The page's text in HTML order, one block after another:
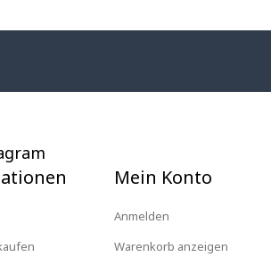
Mein Konto
Anmelden
Warenkorb anzeigen